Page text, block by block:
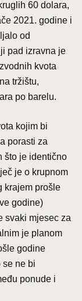
60 dolara,
2021. godine i
od
pad izravna je
kvota
tržištu,
po barelu.
kojim bi
porasti za
što je identično
je o krupnom
krajem prošle
godine)
svaki mjesec za
je planom
godine
se ne bi
ponude i